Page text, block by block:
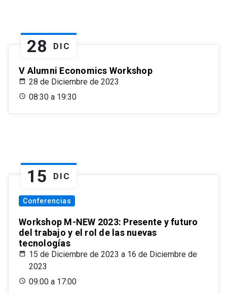
28 DIC
V Alumni Economics Workshop
28 de Diciembre de 2023
08:30 a 19:30
15 DIC
Conferencias
Workshop M-NEW 2023: Presente y futuro
del trabajo y el rol de las nuevas
tecnologías
15 de Diciembre de 2023 a 16 de Diciembre de
2023
09:00 a 17:00